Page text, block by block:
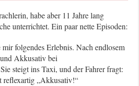
habe aber 11 Jahre lang
unterrichtet. Ein paar nette Episoden:
folgendes Erlebnis. Nach endlosem
Akkusativ bei
steigt ins Taxi, und der Fahrer fragt:
reflexartig „Akkusativ!“